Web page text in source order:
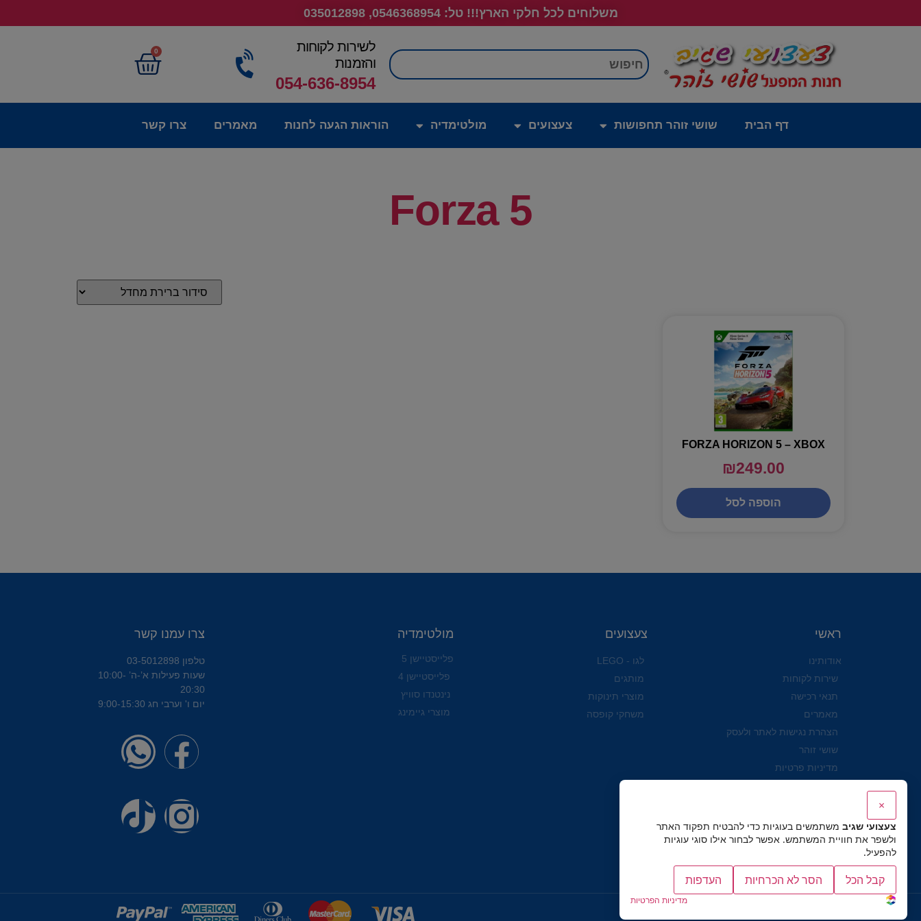
משלוחים לכל חלקי הארץ!!! טל: 0546368954, 035012898
חיפוש
לשירות לקוחות
והזמנות
054-636-8954
0
דף הבית שושי זוהר תחפושות צעצועים מולטימדיה הוראות הגעה לחנות מאמרים צרו קשר
Forza 5
FORZA HORIZON 5 – XBOX
₪249.00
הוספה לסל
ראשי
אודותינו
שירות לקוחות
תנאי רכישה
מאמרים
הצהרת נגישות לאתר ולעסק
שושי זוהר
מדיניות פרטיות
צעצועים
לגו - LEGO
מותגים
מוצרי תינוקות
משחקי קופסה
מולטימדיה
פלייסטיישן 5
פלייסטיישן 4
נינטנדו סוויץ
מוצרי גיימינג
צרו עמנו קשר
טלפון 03-5012898
שעות פעילות א’-ה’ 10:00-
20:30
יום ו' וערבי חג 9:00-15:30
×
צעצועי שגיב משתמשים בעוגיות כדי להבטיח תפקוד האתר
ולשפר את חוויית המשתמש. אפשר לבחור אילו סוגי עוגיות
להפעיל.
קבל הכל הסר לא הכרחיות העדפות
מדיניות הפרטיות